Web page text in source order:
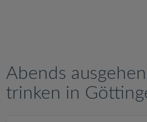
Abends
trinken in